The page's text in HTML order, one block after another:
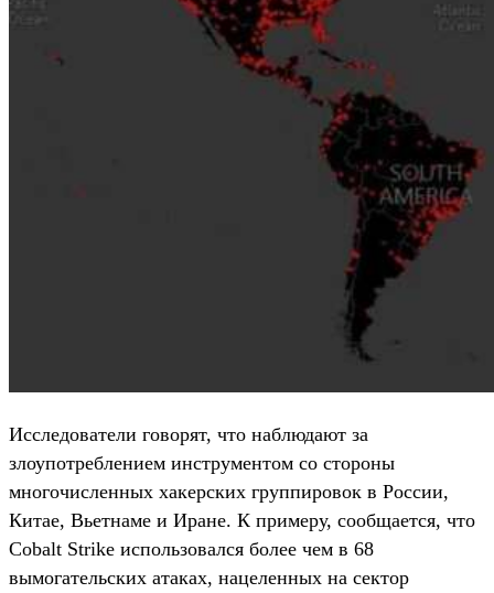
Исследователи говорят, что наблюдают за
злоупотреблением инструментом со стороны
многочисленных хакерских группировок в России,
Китае, Вьетнаме и Иране. К примеру, сообщается, что
Cobalt Strike использовался более чем в 68
вымогательских атаках, нацеленных на сектор